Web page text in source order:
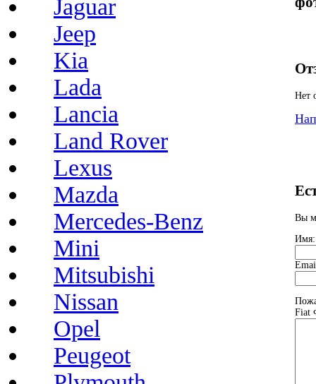
Jaguar
Jeep
Kia
Lada
Lancia
Land Rover
Lexus
Mazda
Mercedes-Benz
Mini
Mitsubishi
Nissan
Opel
Peugeot
Нет
Вы
Имя:
Fiat